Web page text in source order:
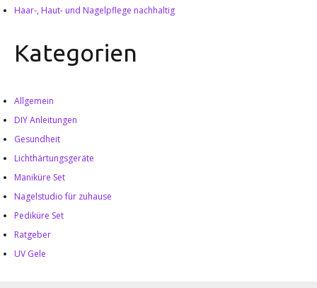
Haar-, Haut- und Nagelpflege nachhaltig
Kategorien
Allgemein
DIY Anleitungen
Gesundheit
Lichthärtungsgeräte
Maniküre Set
Nagelstudio für zuhause
Pediküre Set
Ratgeber
UV Gele